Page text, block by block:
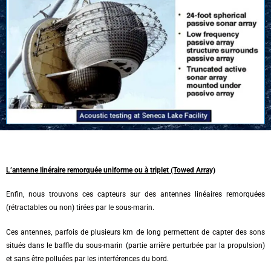
L’antenne linéraire remorquée uniforme ou à triplet (Towed Array)
Enfin, nous trouvons ces capteurs sur des antennes linéaires remorquées
(rétractables ou non) tirées par le sous-marin.
Ces antennes, parfois de plusieurs km de long permettent de capter des sons
situés dans le baffle du sous-marin (partie arrière perturbée par la propulsion)
et sans être polluées par les interférences du bord.